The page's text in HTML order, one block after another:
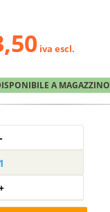
iva escl.
A MAGAZZINO